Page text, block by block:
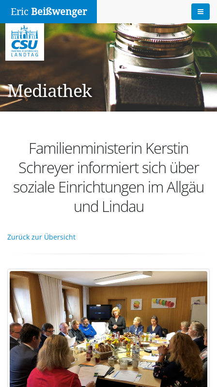
Eric Beißwenger
Mediathek
Familienministerin Kerstin
Schreyer informiert sich über
soziale Einrichtungen im Allgäu
und Lindau
Zurück zur Übersicht